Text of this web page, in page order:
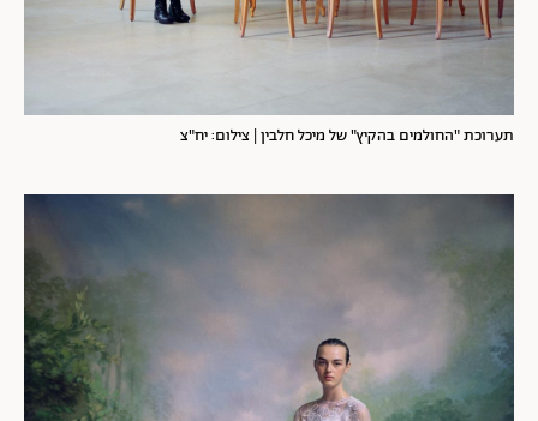
תערוכת "החולמים בהקיץ" של מיכל חלבין | צילום: יח"צ